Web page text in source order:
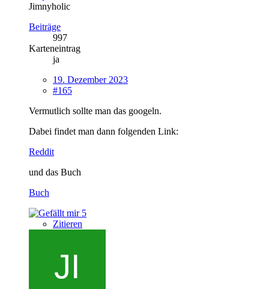
Jimnyholic
Beiträge
997
Karteneintrag
ja
19. Dezember 2023
#165
Vermutlich sollte man das googeln.
Dabei findet man dann folgenden Link:
Reddit
und das Buch
Buch
5
Zitieren